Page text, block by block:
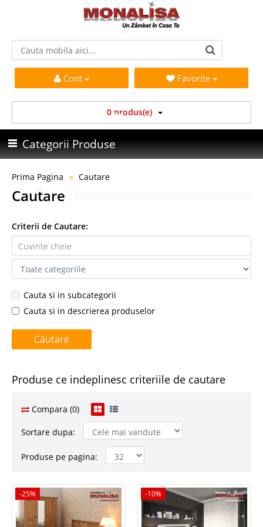
Cont Favorite
0 produs(e)
Categorii Produse
Prima Pagina Cautare
Cautare
Criterii de Cautare:
Cauta si in subcategorii
Cauta si in descrierea produselor
Produse ce indeplinesc criteriile de cautare
Compara (0)
Sortare dupa:
Produse pe pagina:
-25%
-25% -10%